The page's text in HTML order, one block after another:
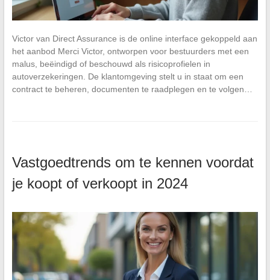
Victor van Direct Assurance is de online interface gekoppeld aan
het aanbod Merci Victor, ontworpen voor bestuurders met een
malus, beëindigd of beschouwd als risicoprofielen in
autoverzekeringen. De klantomgeving stelt u in staat om een
contract te beheren, documenten te raadplegen en te volgen…
Vastgoedtrends om te kennen voordat
je koopt of verkoopt in 2024